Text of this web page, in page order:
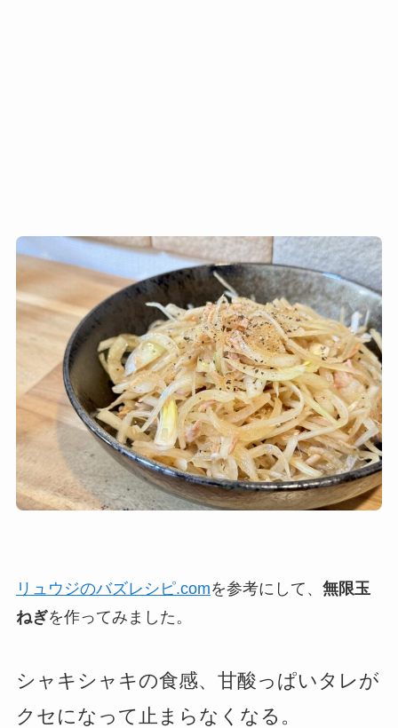
リュウジのバズレシピ.comを参考にして、 無限玉
ねぎを作ってみました。
シャキシャキの食感、甘酸っぱいタレが
クセになって止まらなくなる。